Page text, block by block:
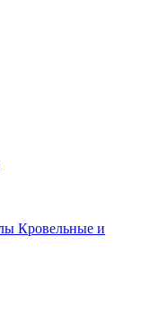
Кровельные и